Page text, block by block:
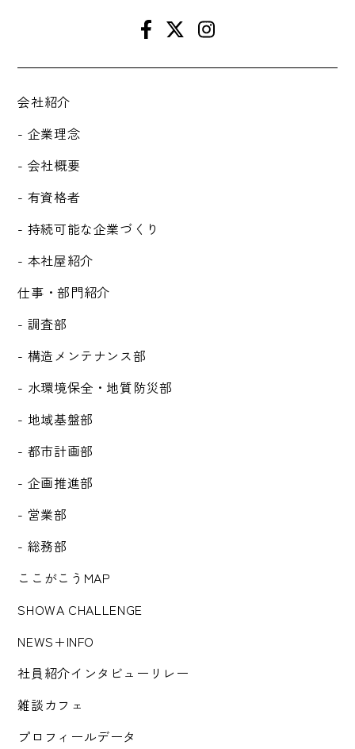
会社紹介
- 企業理念
- 会社概要
- 有資格者
- 持続可能な企業づくり
- 本社屋紹介
仕事・部門紹介
- 調査部
- 構造メンテナンス部
- 水環境保全・地質防災部
- 地域基盤部
- 都市計画部
- 企画推進部
- 営業部
- 総務部
ここがこうMAP
SHOWA CHALLENGE
NEWS+INFO
社員紹介インタビューリレー
雑談カフェ
プロフィールデータ